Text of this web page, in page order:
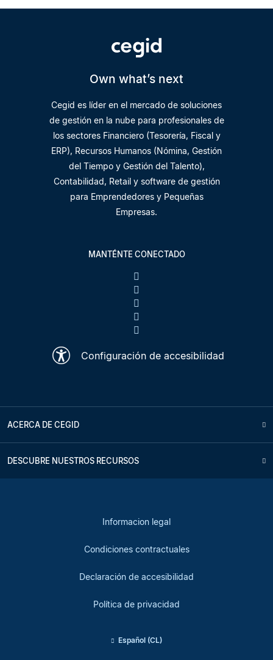
Own what’s next
Cegid es líder en el mercado de soluciones
de gestión en la nube para profesionales de
los sectores Financiero (Tesorería, Fiscal y
ERP), Recursos Humanos (Nómina, Gestión
del Tiempo y Gestión del Talento),
Contabilidad, Retail y software de gestión
para Emprendedores y Pequeñas
Empresas.
MANTÉNTE CONECTADO
Configuración de accesibilidad
ACERCA DE CEGID
DESCUBRE NUESTROS RECURSOS
Informacion legal
Condiciones contractuales
Declaración de accesibilidad
Política de privacidad
Español (CL)